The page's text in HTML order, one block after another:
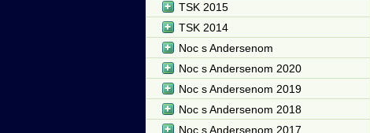
TSK 2015
TSK 2014
Noc s Andersenom
Noc s Andersenom 2020
Noc s Andersenom 2019
Noc s Andersenom 2018
Noc s Andersenom 2017